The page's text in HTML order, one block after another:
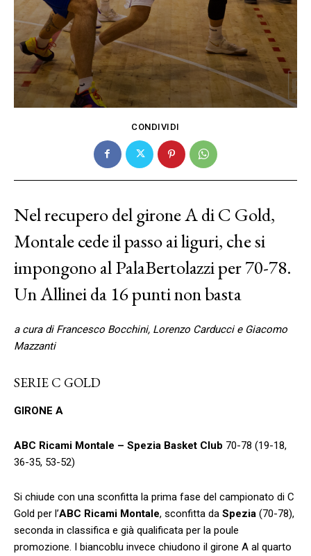
CONDIVIDI
Nel recupero del girone A di C Gold,
Montale cede il passo ai liguri, che si
impongono al PalaBertolazzi per 70-78.
Un Allinei da 16 punti non basta
a cura di Francesco Bocchini, Lorenzo Carducci e Giacomo
Mazzanti
SERIE C GOLD
GIRONE A
ABC Ricami Montale – Spezia Basket Club 70-78 (19-18,
36-35, 53-52)
Si chiude con una sconfitta la prima fase del campionato di C
Gold per l’ABC Ricami Montale, sconfitta da Spezia (70-78),
seconda in classifica e già qualificata per la poule
promozione. I biancoblu invece chiudono il girone A al quarto